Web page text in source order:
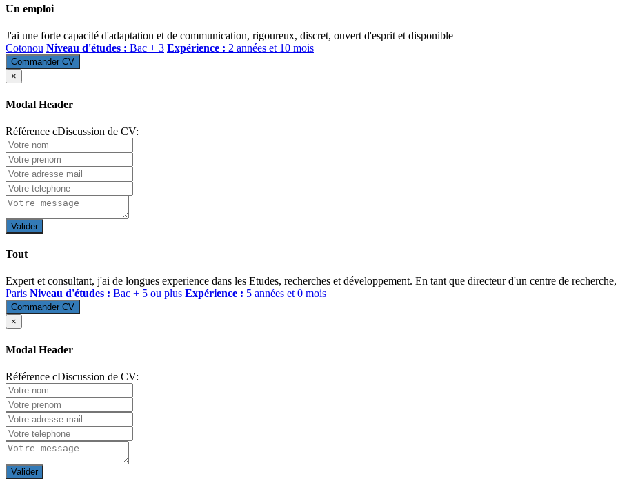
Un emploi
J'ai une forte capacité d'adaptation et de communication, rigoureux, discret, ouvert d'esprit et disponible
Cotonou Niveau d'études : Bac + 3 Expérience : 2 années et 10 mois
Commander CV
×
Modal Header
Référence cDiscussion de CV:
Valider
Tout
Expert et consultant, j'ai de longues experience dans les Etudes, recherches et développement. En tant que directeur d'un centre de
Paris Niveau d'études : Bac + 5 ou plus Expérience : 5 années et 0 mois
Commander CV
×
Modal Header
Référence cDiscussion de CV:
Valider